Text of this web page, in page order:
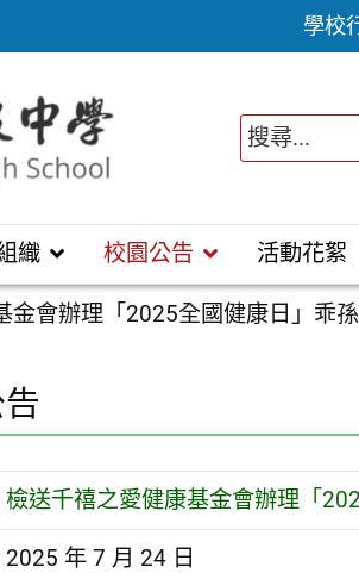
學校
織 校園公告 活動花絮
金會辦理「2025全國健康日」乖
檢送千禧之愛健康基金會辦理「
2025 年 7 月 24 日